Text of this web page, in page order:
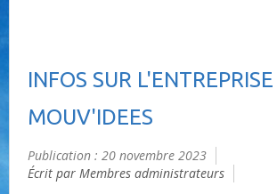
INFOS SUR L'ENTREPRISE
MOUV'IDEES
Publication : 20 novembre 2023
Écrit par Membres administrateurs